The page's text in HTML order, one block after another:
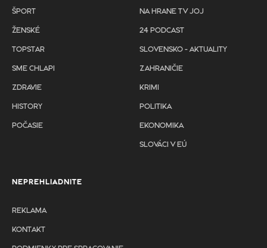
ŠPORT
ŽENSKÉ
TOPSTAR
SME CHLAPI
ZDRAVIE
HISTORY
POČASIE
NA HRANE TV JOJ
24 PODCAST
SLOVENSKO - AKTUALITY
ZAHRANIČIE
KRIMI
POLITIKA
EKONOMIKA
SLOVÁCI V EÚ
NEPREHLIADNITE
REKLAMA
KONTAKT